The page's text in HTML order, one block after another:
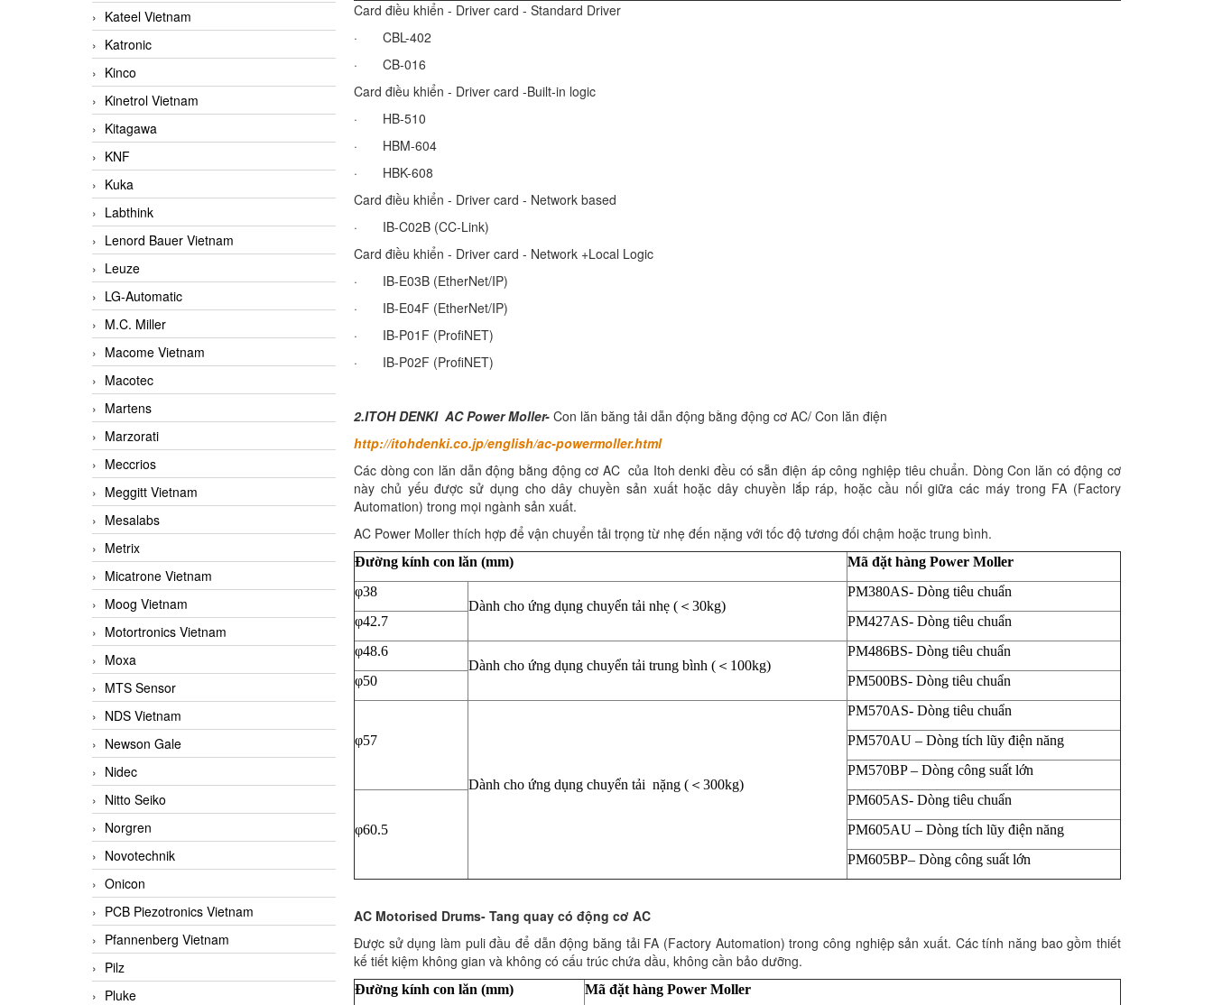
Kateel Vietnam
Katronic
Kinco
Kinetrol Vietnam
Kitagawa
KNF
Kuka
Labthink
Lenord Bauer Vietnam
Leuze
LG-Automatic
M.C. Miller
Macome Vietnam
Macotec
Martens
Marzorati
Meccrios
Meggitt Vietnam
Mesalabs
Metrix
Micatrone Vietnam
Moog Vietnam
Motortronics Vietnam
Moxa
MTS Sensor
NDS Vietnam
Newson Gale
Nidec
Nitto Seiko
Norgren
Novotechnik
Onicon
PCB Piezotronics Vietnam
Pfannenberg Vietnam
Pilz
Pluke
Card điều khiển - Driver card - Standard Driver
· CBL-402
· CB-016
Card điều khiển - Driver card -Built-in logic
· HB-510
· HBM-604
· HBK-608
Card điều khiển - Driver card - Network based
· IB-C02B (CC-Link)
Card điều khiển - Driver card - Network +Local Logic
· IB-E03B (EtherNet/IP)
· IB-E04F (EtherNet/IP)
· IB-P01F (ProfiNET)
· IB-P02F (ProfiNET)
2.ITOH DENKI AC Power Moller- Con lăn băng tải dẫn động bằng động cơ AC/ Con lăn điện
http://itohdenki.co.jp/english/ac-powermoller.html
Các dòng con lăn dẫn động bằng động cơ AC của Itoh denki đều có sẵn điện áp công nghiệp tiêu chuẩn. Dòng Con lăn có động cơ
này chủ yếu được sử dụng cho dây chuyền sản xuất hoặc dây chuyền lắp ráp, hoặc cầu nối giữa các máy trong FA (Factory
Automation) trong mọi ngành sản xuất.
AC Power Moller thích hợp để vận chuyển tải trọng từ nhẹ đến nặng với tốc độ tương đối chậm hoặc trung bình.
Đường kính con lăn (mm)
Mã đặt hàng Power Moller
φ38
Dành cho ứng dụng chuyển tải nhẹ (＜30kg)
PM380AS- Dòng tiêu chuẩn
φ42.7
PM427AS- Dòng tiêu chuẩn
φ48.6
Dành cho ứng dụng chuyển tải trung bình (＜100kg)
PM486BS- Dòng tiêu chuẩn
φ50
PM500BS- Dòng tiêu chuẩn
φ57
Dành cho ứng dụng chuyển tải nặng (＜300kg)
PM570AS- Dòng tiêu chuẩn
PM570AU – Dòng tích lũy điện năng
PM570BP – Dòng công suất lớn
φ60.5
PM605AS- Dòng tiêu chuẩn
PM605AU – Dòng tích lũy điện năng
PM605BP– Dòng công suất lớn
AC Motorised Drums- Tang quay có động cơ AC
Được sử dụng làm puli đầu để dẫn động băng tải FA (Factory Automation) trong công nghiệp sản xuất. Các tính năng bao gồm thiết
kế tiết kiệm không gian và không có cấu trúc chứa dầu, không cần bảo dưỡng.
Đường kính con lăn (mm) Mã đặt hàng Power Moller